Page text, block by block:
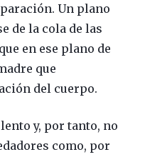
Un plano
de la cola de las
en ese plano de
que
del cuerpo.
y, por tanto, no
como, por